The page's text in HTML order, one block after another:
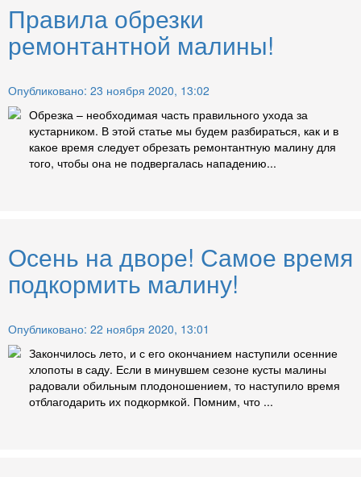
Правила обрезки
ремонтантной малины!
Опубликовано: 23 ноября 2020, 13:02
Обрезка – необходимая часть правильного ухода за
кустарником. В этой статье мы будем разбираться, как и в
какое время следует обрезать ремонтантную малину для
того, чтобы она не подвергалась нападению...
Осень на дворе! Самое время
подкормить малину!
Опубликовано: 22 ноября 2020, 13:01
Закончилось лето, и с его окончанием наступили осенние
хлопоты в саду. Если в минувшем сезоне кусты малины
радовали обильным плодоношением, то наступило время
отблагодарить их подкормкой. Помним, что ...